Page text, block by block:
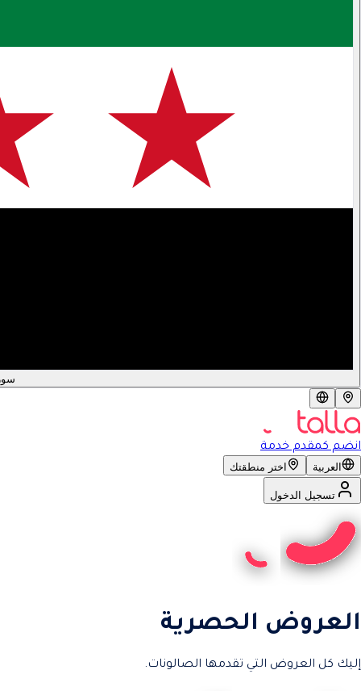
انضم كمقدم خدمة
العربية اختر منطقتك
تسجيل الدخول
العروض الحصرية
إليك كل العروض التي تقدمها الصالونات.